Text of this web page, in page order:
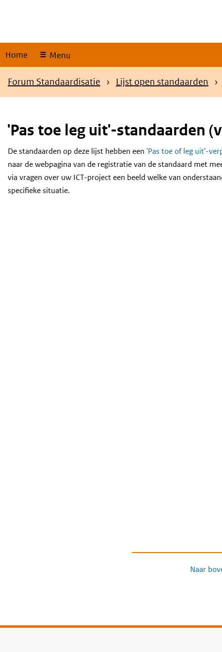
Home Menu
Kruimelpad
Forum Standaardisatie Lijst open standaarden
'Pas toe leg uit'-standaarden
Content
De standaarden op deze lijst hebben een 'Pas toe of leg uit'-
naar de webpagina van de registratie van de standaard met
via vragen over uw ICT-project een beeld welke van
specifieke situatie.
Naar